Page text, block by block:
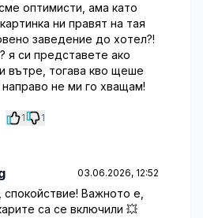
оптимисти, ама като
ни правят на тая
заведение до хотел?!
я си представете ако
вътре, тогава кво щеше
направо не ми го хващам!
1 1
03.06.2026, 12:52
Важното е,
са се включили 💥